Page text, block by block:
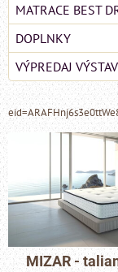
MATRACE BEST
DOPLNKY
VÝPREDAJ
MIZAR -